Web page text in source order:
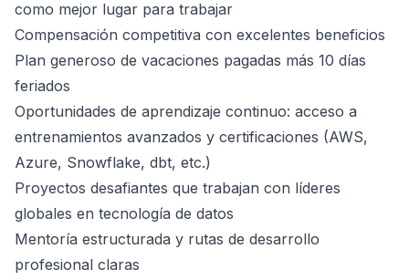
como mejor lugar para trabajar
Compensación competitiva con excelentes beneficios
Plan generoso de vacaciones pagadas más 10 días
feriados
Oportunidades de aprendizaje continuo: acceso a
entrenamientos avanzados y certificaciones (AWS,
Azure, Snowflake, dbt, etc.)
Proyectos desafiantes que trabajan con líderes
globales en tecnología de datos
Mentoría estructurada y rutas de desarrollo
profesional claras